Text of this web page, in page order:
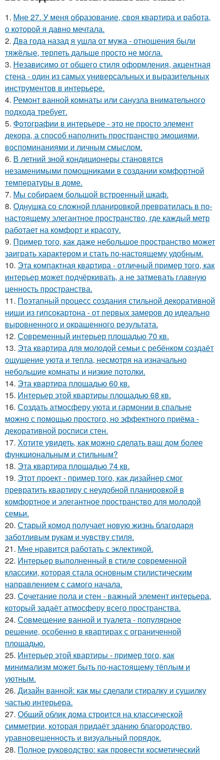
1. Мне 27. У меня образование, своя квартира и работа,
о которой я давно мечтала.
2. Два года назад я ушла от мужа - отношения были
тяжёлые, терпеть дальше просто не могла.
3. Независимо от общего стиля оформления, акцентная
стена - один из самых универсальных и выразительных
инструментов в интерьере.
4. Ремонт ванной комнаты или санузла внимательного
подхода требует.
5. Фотографии в интерьере - это не просто элемент
декора, а способ наполнить пространство эмоциями,
воспоминаниями и личным смыслом.
6. В летний зной кондиционеры становятся
незаменимыми помощниками в создании комфортной
температуры в доме.
7. Мы собираем большой встроенный шкаф.
8. Однушка со сложной планировкой превратилась в по-
настоящему элегантное пространство, где каждый метр
работает на комфорт и красоту.
9. Пример того, как даже небольшое пространство может
заиграть характером и стать по-настоящему удобным.
10. Эта компактная квартира - отличный пример того, как
интерьер может подчёркивать, а не затмевать главную
ценность пространства.
11. Поэтапный процесс создания стильной декоративной
ниши из гипсокартона - от первых замеров до идеально
выровненного и окрашенного результата.
12. Современный интерьер площадью 70 кв.
13. Эта квартира для молодой семьи с ребёнком создаёт
ощущение уюта и тепла, несмотря на изначально
небольшие комнаты и низкие потолки.
14. Эта квартира площадью 60 кв.
15. Интерьер этой квартиры площадью 68 кв.
16. Создать атмосферу уюта и гармонии в спальне
можно с помощью простого, но эффектного приёма -
декоративной росписи стен.
17. Хотите увидеть, как можно сделать ваш дом более
функциональным и стильным?
18. Эта квартира площадью 74 кв.
19. Этот проект - пример того, как дизайнер смог
превратить квартиру с неудобной планировкой в
комфортное и элегантное пространство для молодой
семьи.
20. Старый комод получает новую жизнь благодаря
заботливым рукам и чувству стиля.
21. Мне нравится работать с эклектикой.
22. Интерьер выполненный в стиле современной
классики, которая стала основным стилистическим
направлением с самого начала.
23. Сочетание пола и стен - важный элемент интерьера,
который задаёт атмосферу всего пространства.
24. Совмещение ванной и туалета - популярное
решение, особенно в квартирах с ограниченной
площадью.
25. Интерьер этой квартиры - пример того, как
минимализм может быть по-настоящему тёплым и
уютным.
26. Дизайн ванной: как мы сделали стиралку и сушилку
частью интерьера.
27. Общий облик дома строится на классической
симметрии, которая придаёт зданию благородство,
уравновешенность и визуальный порядок.
28. Полное руководство: как провести косметический